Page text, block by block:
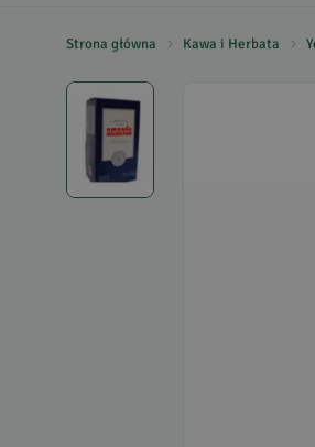
Strona główna Kawa i Herbata